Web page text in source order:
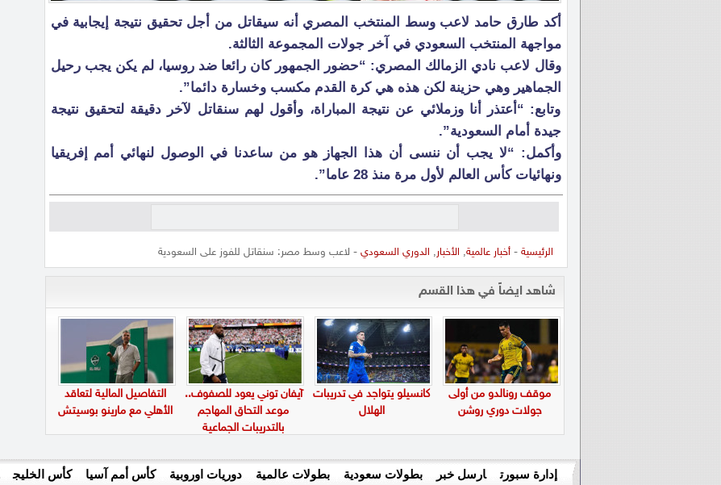
أكد طارق حامد لاعب وسط المنتخب المصري أنه سيقاتل من أجل تحقيق نتيجة إيجابية في
مواجهة المنتخب السعودي في آخر جولات المجموعة الثالثة.
وقال لاعب نادي الزمالك المصري: “حضور الجمهور كان رائعا ضد روسيا، لم يكن يجب رحيل
الجماهير وهي حزينة لكن هذه هي كرة القدم مكسب وخسارة دائما”.
وتابع: “أعتذر أنا وزملائي عن نتيجة المباراة، وأقول لهم سنقاتل لآخر دقيقة لتحقيق نتيجة
جيدة أمام السعودية”.
وأكمل: “لا يجب أن ننسى أن هذا الجهاز هو من ساعدنا في الوصول لنهائي أمم إفريقيا
ونهائيات كأس العالم لأول مرة منذ 28 عاما”.
الرئيسية -أخبار عالمية, الأخبار, الدوري السعودي - لاعب وسط مصر: سنقاتل للفوز على السعودية
شاهد ايضاً في هذا القسم
موقف رونالدو من أولى
جولات دوري روشن
كانسيلو يتواجد في تدريبات
الهلال
آيفان توني يعود للصفوف..
موعد التحاق المهاجم
بالتدريبات الجماعية
التفاصيل المالية لتعاقد
الأهلي مع مارينو بوسيتش
إدارة سبورت ارسل خبر بطولات سعودية بطولات عالمية دوريات اوروبية كأس أمم آسيا كأس الخليج